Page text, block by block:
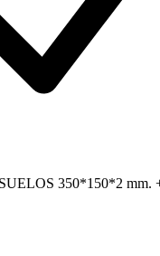
350*150*2 mm.